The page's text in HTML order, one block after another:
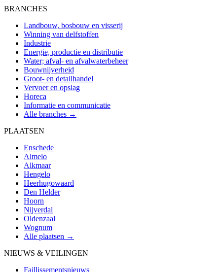
BRANCHES
Landbouw, bosbouw en visserij
Winning van delfstoffen
Industrie
Energie, productie en distributie
Water; afval- en afvalwaterbeheer
Bouwnijverheid
Groot- en detailhandel
Vervoer en opslag
Horeca
Informatie en communicatie
Alle branches →
PLAATSEN
Enschede
Almelo
Alkmaar
Hengelo
Heerhugowaard
Den Helder
Hoorn
Nijverdal
Oldenzaal
Wognum
Alle plaatsen →
NIEUWS & VEILINGEN
Faillissementsnieuws